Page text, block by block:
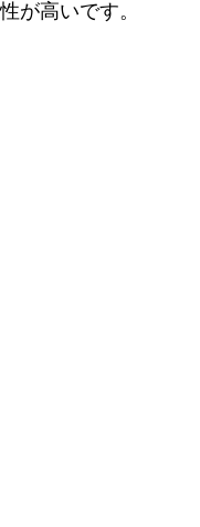
が高いです。